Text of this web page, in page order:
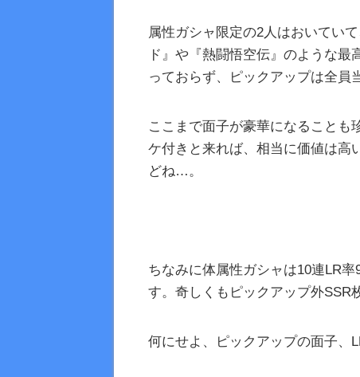
属性ガシャ限定の2人はおいてい
ド』や『熱闘悟空伝』のような
っておらず、ピックアップは全員
ここまで面子が豪華になることも
ケ付きと来れば、相当に価値は高
どね…。
ちなみに体属性ガシャは10連LR
す。奇しくもピックアップ外SSR
何にせよ、ピックアップの面子、